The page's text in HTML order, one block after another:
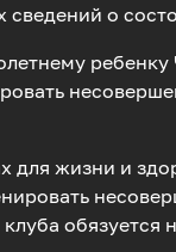
о
жизни и